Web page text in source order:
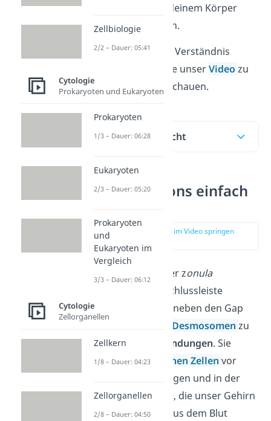
Tight Junctions in deinem Körper
überall vorkommen.
Für ein schnelleres Verständnis
kannst du dir gerne unserVideozu
diesem Thema anschauen.
Inhaltsübersicht
Tight Junctions einfach
zur Stelle im Video springen
Tight Junctions oder zonula
(auch Schlussleiste
genannt) gehören neben den Gap
Desmosomenzu
denZell-Zell-Verbindungen. Sie
kommen intierischen Zellenvor
allem im Darm, Magen und in der
Blut-Hirn-Schranke, die unser Gehirn
vor Schadstoffen aus dem Blut
Zellbiologie
2/2 – Dauer: 05:41
Cytologie
Prokaryoten und Eukaryoten
Prokaryoten
1/3 – Dauer: 06:28
Eukaryoten
2/3 – Dauer: 05:20
Prokaryoten
und
Eukaryoten im
Vergleich
3/3 – Dauer: 06:12
Cytologie
Zellorganellen
Zellkern
1/8 – Dauer: 04:23
Zellorganellen
2/8 – Dauer: 04:50